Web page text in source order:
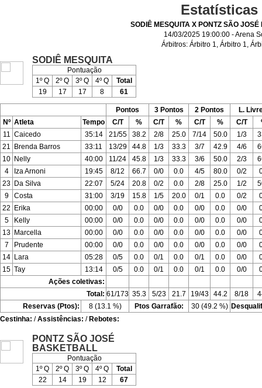
Estatísticas
SODIÊ MESQUITA X PONTZ SÃO
14/03/2025 19:00:00 - Arena
Árbitros: Árbitro 1, Árbitro 1,
SODIÊ MESQUITA
Pontuação
1º Q
2º Q 3º Q 4º Q
Total
19
17 17 8 61
Pontos 3 Pontos 2 Pontos
L.
Nº Atleta Tempo C/T % C/T % C/T % C/T
11 Caicedo 35:14 21/55 38.2 2/8 25.0 7/14 50.0 1/3
21
Brenda Barros 33:11 13/29 44.8 1/3 33.3 3/7 42.9 4/6
10 Nelly 40:00 11/24 45.8 1/3 33.3 3/6 50.0 2/3
4
Iza Arnoni 19:45 8/12 66.7 0/0 0.0 4/5 80.0 0/2
23 Da Silva 22:07 5/24 20.8 0/2 0.0 2/8 25.0 1/2
9
Costa 31:00 3/19 15.8 1/5 20.0 0/1 0.0 0/2
22
Erika 00:00 0/0 0.0 0/0 0.0 0/0 0.0 0/0
5
Kelly 00:00 0/0 0.0 0/0 0.0 0/0 0.0 0/0
13 Marcella 00:00 0/0 0.0 0/0 0.0 0/0 0.0 0/0
7
Prudente 00:00 0/0 0.0 0/0 0.0 0/0 0.0 0/0
14 Lara 05:28 0/5 0.0 0/1 0.0 0/1 0.0 0/0
15 Tay 13:14 0/5 0.0 0/1 0.0 0/1 0.0 0/0
Ações coletivas:
Total: 61/173 35.3 5/23 21.7 19/43 44.2 8/18
Reservas (Ptos):
8 (13.1 %) Ptos Garrafão: 30 (49.2 %)
Cestinha: /Assistências: / Rebotes:
PONTZ SÃO JOSÉ
BASKETBALL
Pontuação
1º Q
2º Q 3º Q 4º Q
Total
22
14 19 12 67